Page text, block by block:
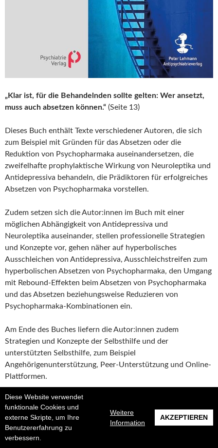
Diese Website verwendet
funktionale Cookies und
externe Skripte, um Ihre
Benutzererfahrung zu
verbessern.
Weitere
Information
AKZEPTIEREN
„Klar ist, für die Behandelnden sollte gelten: Wer ansetzt,
muss auch absetzen können.“ (Seite 13)
Dieses Buch enthält Texte verschiedener Autoren, die sich
zum Beispiel mit Gründen für das Absetzen oder die
Reduktion von Psychopharmaka auseinandersetzen, die
zweifelhafte prophylaktische Wirkung von Neuroleptika und
Antidepressiva behandeln, die Prädiktoren für erfolgreiches
Absetzen von Psychopharmaka vorstellen.
Zudem setzen sich die Autor:innen im Buch mit einer
möglichen Abhängigkeit von Antidepressiva und
Neuroleptika auseinander, stellen professionelle Strategien
und Konzepte vor, gehen näher auf hyperbolisches
Ausschleichen von Antidepressiva, Ausschleichstreifen zum
hyperbolischen Absetzen von Psychopharmaka, den Umgang
mit Rebound-Effekten beim Absetzen von Psychopharmaka
und das Absetzen beziehungsweise Reduzieren von
Psychopharmaka-Kombinationen ein.
Am Ende des Buches liefern die Autor:innen zudem
Strategien und Konzepte der Selbsthilfe und der
unterstützten Selbsthilfe, zum Beispiel
Angehörigenunterstützung, Peer-Unterstützung und Online-
Plattformen.
Psychopharmaka reduzieren und absetzen. Praxiskonzepte
weiterlesen→
ANTIDEPRESSIVA ANTIPSYCHOTIKA DEPRESSION
PETER LEHMANN